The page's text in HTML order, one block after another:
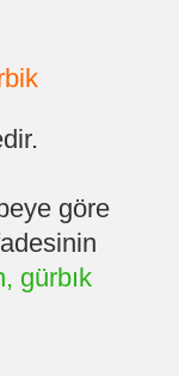
göre
gürbık